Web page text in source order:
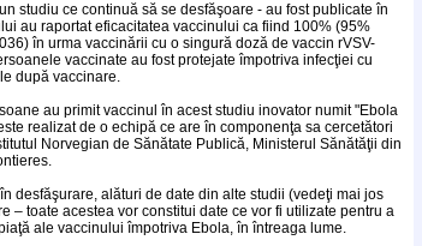
studiu ce continuă să se desfăşoare - au fost publicate în
au raportat eficacitatea vaccinului ca fiind 100% (95%
în urma vaccinării cu o singură doză de vaccin rVSV-
vaccinate au fost protejate împotriva infecţiei cu
după vaccinare.
au primit vaccinul în acest studiu inovator numit "Ebola
realizat de o echipă ce are în componenţa sa cercetători
Norvegian de Sănătate Publică, Ministerul Sănătăţii din
desfăşurare, alături de date din alte studii (vedeţi mai jos
– toate acestea vor constitui date ce vor fi utilizate pentru a
ale vaccinului împotriva Ebola, în întreaga lume.